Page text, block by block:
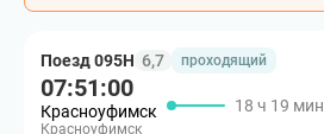
Поезд 095Н 6,7 проходящий
07:51:00
Красноуфимск
Красноуфимск
18 ч 19 мин